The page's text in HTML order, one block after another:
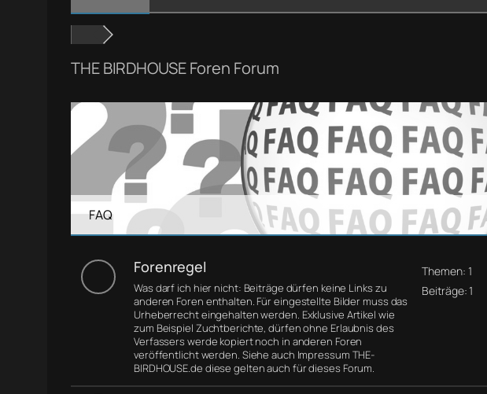
THE BIRDHOUSE Foren Forum
FAQ
Forenregel
Was darf ich hier nicht: Beiträge dürfen keine Links zu
anderen Foren enthalten. Für eingestellte Bilder muss das
Urheberrecht eingehalten werden. Exklusive Artikel wie
zum Beispiel Zuchtberichte, dürfen ohne Erlaubnis des
Verfassers werde kopiert noch in anderen Foren
veröffentlicht werden. Siehe auch Impressum THE-
BIRDHOUSE.de diese gelten auch für dieses Forum.
Themen: 1
Beiträge: 1